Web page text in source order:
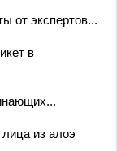
от экспертов...
в
из алоэ